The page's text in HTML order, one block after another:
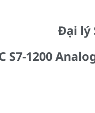
Đại lý
S7-1200